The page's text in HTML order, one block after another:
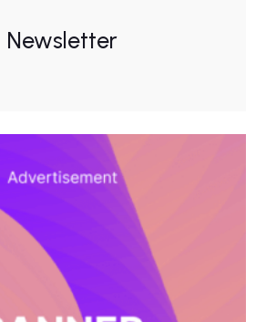
Newsletter